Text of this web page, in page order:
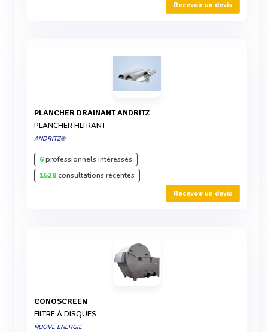
Recevoir un devis
PLANCHER DRAINANT ANDRITZ
PLANCHER FILTRANT
ANDRITZ®
6professionnels intéressés
1528consultations récentes
Recevoir un devis
CONOSCREEN
FILTRE À DISQUES
NUOVE ENERGIE